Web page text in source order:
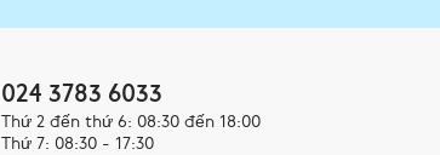
024 3783 6033
Thứ 2 đến thứ 6: 08:30 đến 18:00
Thứ 7: 08:30 - 17:30